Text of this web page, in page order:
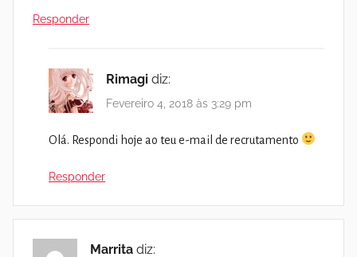
Responder
Rimagi diz:
Fevereiro 4, 2018 às 3:29 pm
Olá. Respondi hoje ao teu e-mail de recrutamento
Responder
Marrita diz: